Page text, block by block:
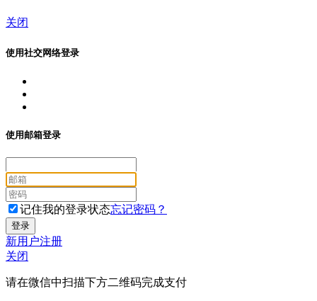
关闭
使用社交网络登录
使用邮箱登录
记住我的登录状态忘记密码？
新用户注册
关闭
请在微信中扫描下方二维码完成支付